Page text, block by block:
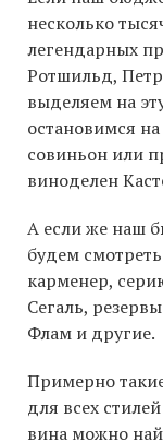
несколько
легендарных
Ротшильд,
выделяем на
остановимся
совиньон или
виноделен
А если же наш
будем
карменер,
Сегаль,
Флам и другие.
Примерно
для всех
вина можно